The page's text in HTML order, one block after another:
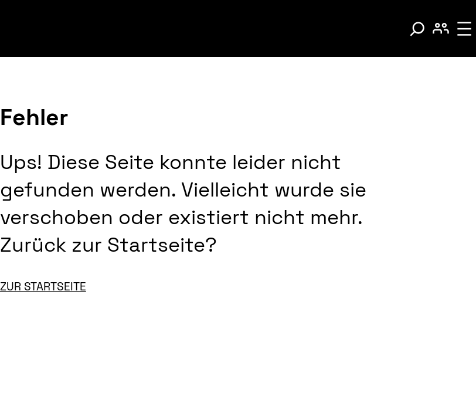
Fehler
Ups! Diese Seite konnte leider nicht
gefunden werden. Vielleicht wurde sie
verschoben oder existiert nicht mehr.
Zurück zur Startseite?
ZUR STARTSEITE